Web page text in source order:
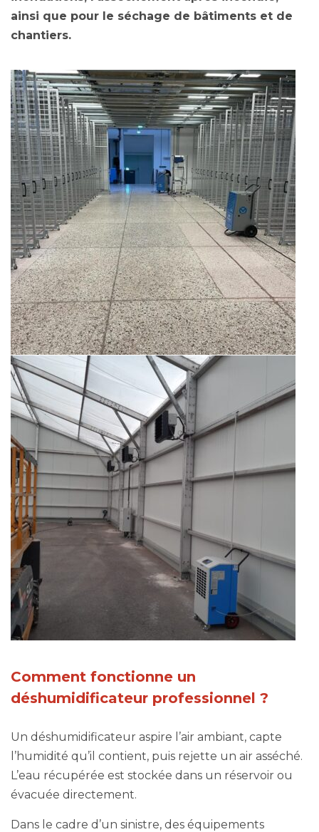
ainsi que pour le séchage de bâtiments et de
chantiers.
Comment fonctionne un
déshumidificateur professionnel ?
Un déshumidificateur aspire l’air ambiant, capte
l’humidité qu’il contient, puis rejette un air asséché.
L’eau récupérée est stockée dans un réservoir ou
évacuée directement.
Dans le cadre d’un sinistre, des équipements